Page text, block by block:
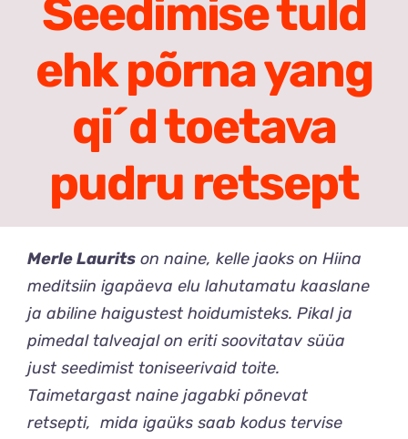
Meist
Search
Seedimise tuld
ehk põrna yang
qi´d toetava
pudru retsept
Merle Lauritson naine, kelle jaoks on Hiina
meditsiin igapäeva elu lahutamatu kaaslane
ja abiline haigustest hoidumisteks. Pikal ja
pimedal talveajal on eriti soovitatav süüa
just seedimist toniseerivaid toite.
Taimetargast naine jagabki põnevat
retsepti, mida igaüks saab kodus tervise